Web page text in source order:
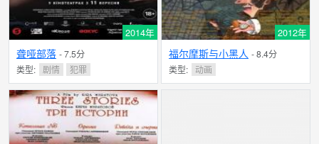
2014年
聋哑部落 - 7.5分
类型: 剧情 犯罪
2012年
福尔摩斯与小黑人 - 8.4分
类型:
动画